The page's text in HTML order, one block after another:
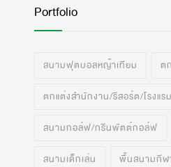
Portfolio
สนามฟุตบอลหญ้าเทียม ต
ตกแต่งสำนักงาน/รีสอร์ต/โรงแรม
สนามกอล์ฟ/กรีนพัตต์กอล์ฟ
สนามเด็กเล่น พื้นสนามกีฬ